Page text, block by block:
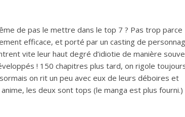
de pas le mettre dans le top 7 ? Pas trop parce
efficace, et porté par un casting de
vite leur haut degré d’idiotie de manière
! 150 chapitres plus tard, on rigole
on rit un peu avec eux de leurs déboires et
les deux sont tops (le manga est plus fourni.)